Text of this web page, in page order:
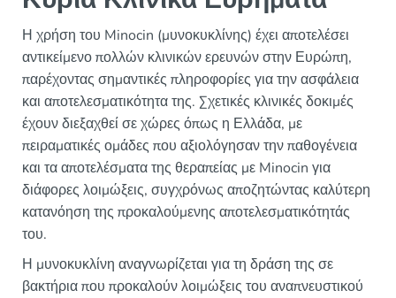
Η χρήση του Minocin (μυνοκυκλίνης) έχει αποτελέσει
αντικείμενο πολλών κλινικών ερευνών στην Ευρώπη,
παρέχοντας σημαντικές πληροφορίες για την ασφάλεια
και αποτελεσματικότητα της. Σχετικές κλινικές δοκιμές
έχουν διεξαχθεί σε χώρες όπως η Ελλάδα, με
πειραματικές ομάδες που αξιολόγησαν την παθογένεια
και τα αποτελέσματα της θεραπείας με Minocin για
διάφορες λοιμώξεις, συγχρόνως αποζητώντας καλύτερη
κατανόηση της προκαλούμενης αποτελεσματικότητάς
του.
Η μυνοκυκλίνη αναγνωρίζεται για τη δράση της σε
βακτήρια που προκαλούν λοιμώξεις του αναπνευστικού